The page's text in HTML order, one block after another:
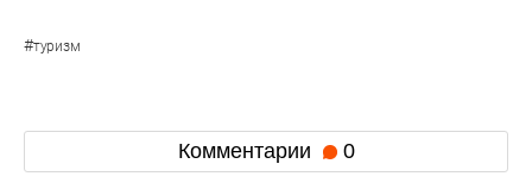
#туризм
Комментарии 0